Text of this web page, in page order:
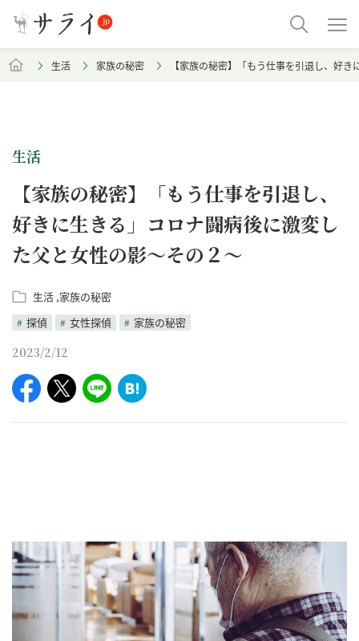
生活 家族の秘密 【家族の秘密】「もう仕事を引退し、好
生活
【家族の秘密】「もう仕事を引退し、
好きに生きる」コロナ闘病後に激変し
た父と女性の影～その２～
生活 家族の秘密
探偵
女性探偵 家族の秘密
2023/2/12